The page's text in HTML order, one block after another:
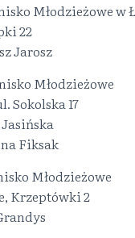
Młodzieżowe w
22
Jarosz
Młodzieżowe
Sokolska 17
Fiksak
Młodzieżowe
Krzeptówki 2